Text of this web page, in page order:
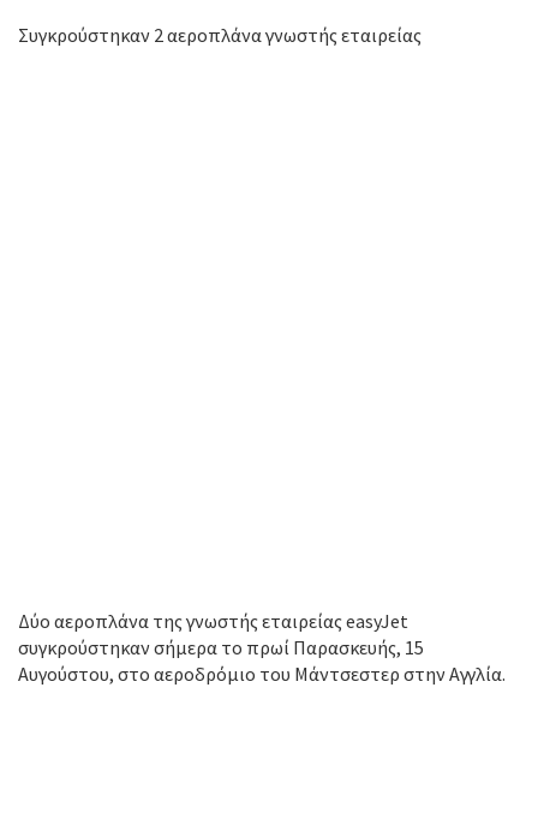
Συγκρούστηκαν 2 αεροπλάνα γνωστής εταιρείας
Δύο αεροπλάνα της γνωστής εταιρείας easyJet
συγκρούστηκαν σήμερα το πρωί Παρασκευής, 15
Αυγούστου, στο αεροδρόμιο του Μάντσεστερ στην Αγγλία.